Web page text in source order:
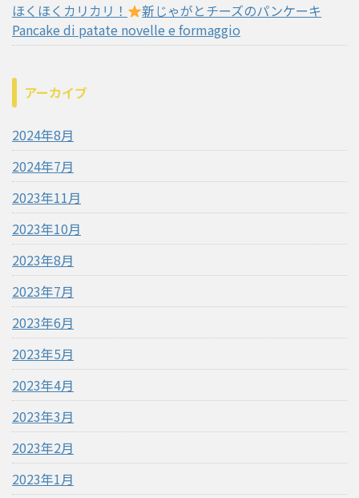
ほくほくカリカリ！
新じゃがとチーズのパンケーキ
Pancake di patate novelle e formaggio
アーカイブ
2024年8月
2024年7月
2023年11月
2023年10月
2023年8月
2023年7月
2023年6月
2023年5月
2023年4月
2023年3月
2023年2月
2023年1月